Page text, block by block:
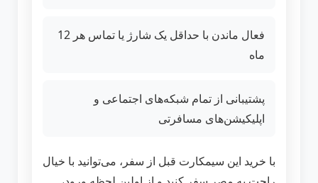
فعال ماندن با حداقل یک شارژ یا تماس هر 12
ماه
پشتیبانی از تمام شبکه‌های اجتماعی و
اپلیکیشن‌های مسافرتی
با خرید این سیمکارت قبل از سفر، می‌توانید با خیال